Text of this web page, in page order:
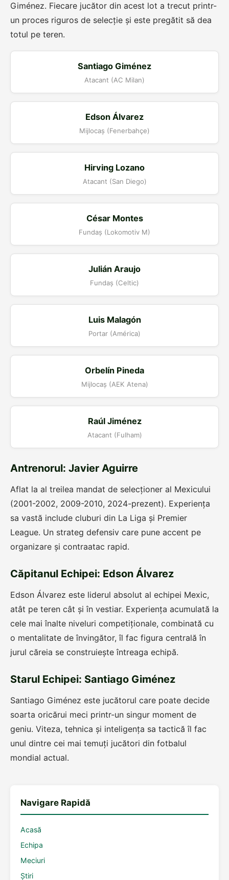
Giménez. Fiecare jucător din acest lot a trecut printr-
un proces riguros de selecție și este pregătit să dea
totul pe teren.
Santiago Giménez
Atacant (AC Milan)
Edson Álvarez
Mijlocaș (Fenerbahçe)
Hirving Lozano
Atacant (San Diego)
César Montes
Fundaș (Lokomotiv M)
Julián Araujo
Fundaș (Celtic)
Luis Malagón
Portar (América)
Orbelín Pineda
Mijlocaș (AEK Atena)
Raúl Jiménez
Atacant (Fulham)
Antrenorul: Javier Aguirre
Aflat la al treilea mandat de selecționer al Mexicului
(2001-2002, 2009-2010, 2024-prezent). Experiența
sa vastă include cluburi din La Liga și Premier
League. Un strateg defensiv care pune accent pe
organizare și contraatac rapid.
Căpitanul Echipei: Edson Álvarez
Edson Álvarez este liderul absolut al echipei Mexic,
atât pe teren cât și în vestiar. Experiența acumulată la
cele mai înalte niveluri competiționale, combinată cu
o mentalitate de învingător, îl fac figura centrală în
jurul căreia se construiește întreaga echipă.
Starul Echipei: Santiago Giménez
Santiago Giménez este jucătorul care poate decide
soarta oricărui meci printr-un singur moment de
geniu. Viteza, tehnica și inteligența sa tactică îl fac
unul dintre cei mai temuți jucători din fotbalul
mondial actual.
Navigare Rapidă
Acasă
Echipa
Meciuri
Știri